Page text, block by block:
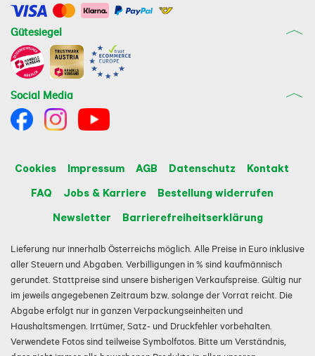
Gütesiegel
Social Media
Cookies Impressum AGB Datenschutz
Kontakt
FAQ
Jobs & Karriere
Bestellung widerrufen
Newsletter
Barrierefreiheitserklärung
Lieferung nur innerhalb Österreichs möglich. Alle Preise in Euro inklusive
aller Steuern und Abgaben. Verbilligungen in % sind kaufmännisch
gerundet. Stattpreise sind unsere bisherigen Verkaufspreise. Gültig nur
im jeweils angegebenen Zeitraum bzw. solange der Vorrat reicht. Die
Abgabe erfolgt nur in ganzen Verpackungseinheiten und
Haushaltsmengen. Irrtümer, Satz- und Druckfehler vorbehalten.
Verwendete Fotos sind teilweise Symbolfotos. Bitte um Verständnis,